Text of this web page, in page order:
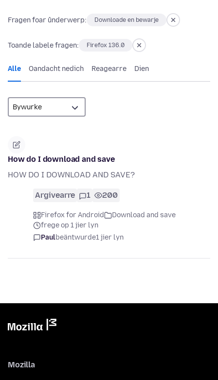
Fragen foar ûnderwerp: Downloade en bewarje
Toande labele fragen: Firefox 136.0
Alle Oandacht nedich Reagearre Dien
How do I download and save
HOW DO I DOWNLOAD AND SAVE?
Argivearre 1 200
Firefox for Android
Download and save
frege op 1 jier lyn
Paulbeäntwurde1 jier lyn
Mozilla